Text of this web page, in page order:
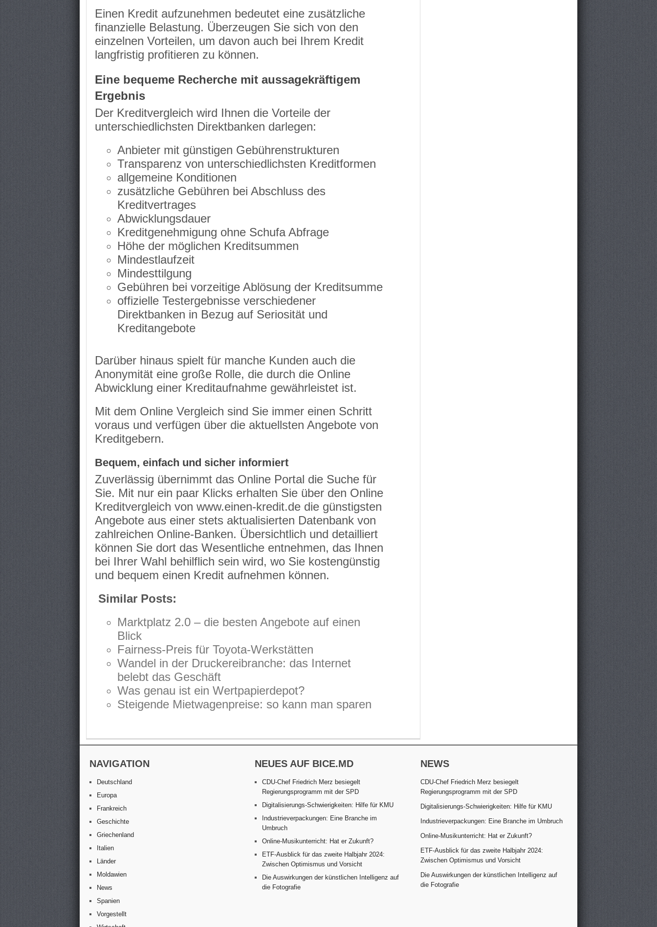
Einen Kredit aufzunehmen bedeutet eine zusätzliche
finanzielle Belastung. Überzeugen Sie sich von den
einzelnen Vorteilen, um davon auch bei Ihrem Kredit
langfristig profitieren zu können.
Eine bequeme Recherche mit aussagekräftigem
Ergebnis
Der Kreditvergleich wird Ihnen die Vorteile der
unterschiedlichsten Direktbanken darlegen:
Anbieter mit günstigen Gebührenstrukturen
Transparenz von unterschiedlichsten Kreditformen
allgemeine Konditionen
zusätzliche Gebühren bei Abschluss des
Kreditvertrages
Abwicklungsdauer
Kreditgenehmigung ohne Schufa Abfrage
Höhe der möglichen Kreditsummen
Mindestlaufzeit
Mindesttilgung
Gebühren bei vorzeitige Ablösung der Kreditsumme
offizielle Testergebnisse verschiedener
Direktbanken in Bezug auf Seriosität und
Kreditangebote
Darüber hinaus spielt für manche Kunden auch die
Anonymität eine große Rolle, die durch die Online
Abwicklung einer Kreditaufnahme gewährleistet ist.
Mit dem Online Vergleich sind Sie immer einen Schritt
voraus und verfügen über die aktuellsten Angebote von
Kreditgebern.
Bequem, einfach und sicher informiert
Zuverlässig übernimmt das Online Portal die Suche für
Sie. Mit nur ein paar Klicks erhalten Sie über den Online
Kreditvergleich von www.einen-kredit.de die günstigsten
Angebote aus einer stets aktualisierten Datenbank von
zahlreichen Online-Banken. Übersichtlich und detailliert
können Sie dort das Wesentliche entnehmen, das Ihnen
bei Ihrer Wahl behilflich sein wird, wo Sie kostengünstig
und bequem einen Kredit aufnehmen können.
Similar Posts:
Marktplatz 2.0 – die besten Angebote auf einen
Blick
Fairness-Preis für Toyota-Werkstätten
Wandel in der Druckereibranche: das Internet
belebt das Geschäft
Was genau ist ein Wertpapierdepot?
Steigende Mietwagenpreise: so kann man sparen
NAVIGATION
Deutschland
Europa
Frankreich
Geschichte
Griechenland
Italien
Länder
Moldawien
News
Spanien
Vorgestellt
NEUES AUF BICE.MD
CDU-Chef Friedrich Merz besiegelt
Regierungsprogramm mit der SPD
Digitalisierungs-Schwierigkeiten: Hilfe für KMU
Industrieverpackungen: Eine Branche im
Umbruch
Online-Musikunterricht: Hat er Zukunft?
ETF-Ausblick für das zweite Halbjahr 2024:
Zwischen Optimismus und Vorsicht
Die Auswirkungen der künstlichen Intelligenz auf
die Fotografie
NEWS
CDU-Chef Friedrich Merz besiegelt
Regierungsprogramm mit der SPD
Digitalisierungs-Schwierigkeiten: Hilfe für KMU
Industrieverpackungen: Eine Branche im Umbruch
Online-Musikunterricht: Hat er Zukunft?
ETF-Ausblick für das zweite Halbjahr 2024:
Zwischen Optimismus und Vorsicht
Die Auswirkungen der künstlichen Intelligenz auf
die Fotografie